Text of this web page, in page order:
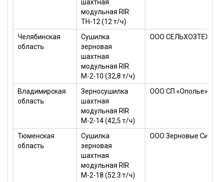
шахтная
модульная RIR
ТН-12 (12 т/ч)
Челябинская
область
Сушилка
зерновая
шахтная
модульная RIR
М-2-10 (32,8 т/ч)
ООО
Владимирская
область
Зерносушилка
шахтная
модульная RIR
М-2-14 (42,5 т/ч)
ООО СП «Ополье»
Тюменская
область
Сушилка
зерновая
шахтная
модульная RIR
М-2-18 (52.3 т/ч)
ООО Зерновые